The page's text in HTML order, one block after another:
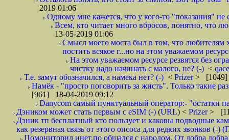
2019 01:06
Одному мне кажется, что у кого-то "показания" не
Всем, кто читает много вбросов, понятно, что
13-05-2019 01:06
Смысл моего моста был в том, что любителям
постить всякое г...но на этом уважаемом
На этом уважаемом ресурсе резвятся без
чистку надо начинать с малого, не? (-) <
Т.е. замут обозначился, а намека нет? (-) < Prizer> [1049]
Намёк - "просто поговорить за жисть". Только такие
[961] 18-04-2019 09:12
Danycom самый пунктуальный оператор:- "остатки
Дэником может стать первым с еSIM (-) (URL) < Prizer>
Дэник тп бесплатный кто пользует и каковы подводные
как резервная связь от этого опсоса для редких звонков (-)
Помониторил инет,по общался с народом. От добра